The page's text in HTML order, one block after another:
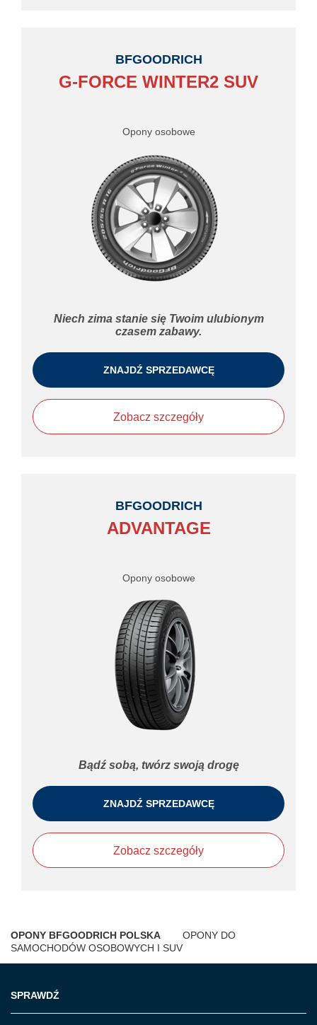
BFGOODRICH
G-FORCE WINTER2 SUV
Opony osobowe
Niech zima stanie się Twoim ulubionym
czasem zabawy.
ZNAJDŹ SPRZEDAWCĘ
Zobacz szczegóły
BFGOODRICH
ADVANTAGE
Opony osobowe
Bądź sobą, twórz swoją drogę
ZNAJDŹ SPRZEDAWCĘ
Zobacz szczegóły
OPONY BFGOODRICH POLSKA
OPONY DO
SAMOCHODÓW OSOBOWYCH I SUV
SPRAWDŹ